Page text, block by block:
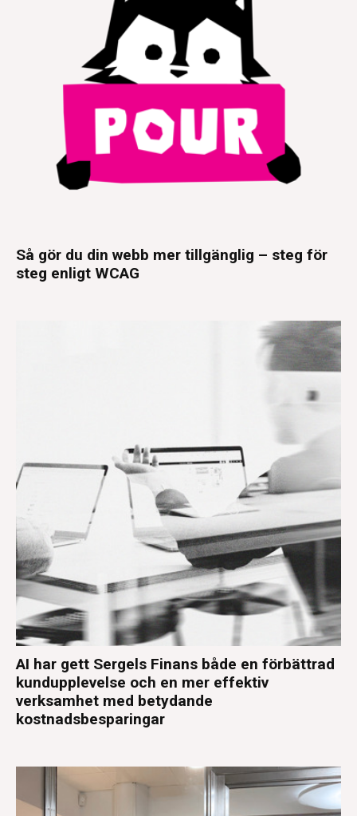
Så gör du din webb mer tillgänglig – steg för
steg enligt WCAG
AI har gett Sergels Finans både en förbättrad
kundupplevelse och en mer effektiv
verksamhet med betydande
kostnadsbesparingar